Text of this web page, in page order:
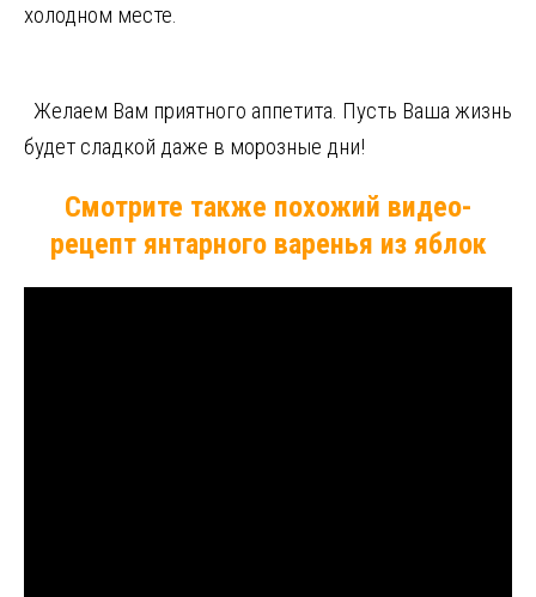
холодном месте.
Желаем Вам приятного аппетита. Пусть Ваша жизнь
будет сладкой даже в морозные дни!
Смотрите также похожий видео-
рецепт янтарного варенья из яблок